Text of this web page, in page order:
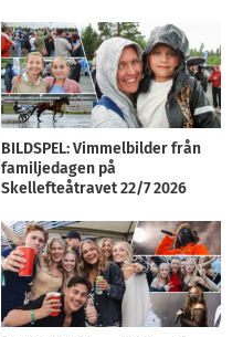
BILDSPEL: Vimmelbilder från
familjedagen på
Skellefteåtravet 22/7 2026